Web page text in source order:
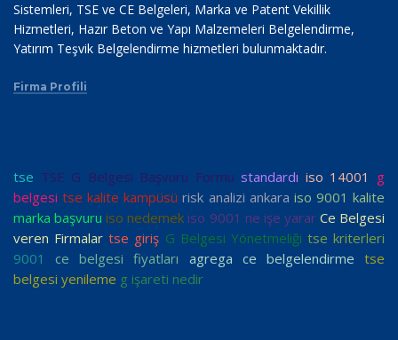
Sistemleri, TSE ve CE Belgeleri, Marka ve Patent Vekillik
Hizmetleri, Hazır Beton ve Yapı Malzemeleri Belgelendirme,
Yatırım Teşvik Belgelendirme hizmetleri bulunmaktadır.
Firma Profili
tse TSE G Belgesi Başvuru Formu standardı iso 14001
g
belgesi tse kalite kampüsü risk analizi ankara iso 9001 kalite
marka başvuru iso nedemek iso 9001 ne işe yarar Ce Belgesi
veren Firmalar tse giriş G Belgesi Yönetmeliği tse kriterleri
9001
ce belgesi fiyatları agrega ce belgelendirme
tse
belgesi yenileme g işareti nedir